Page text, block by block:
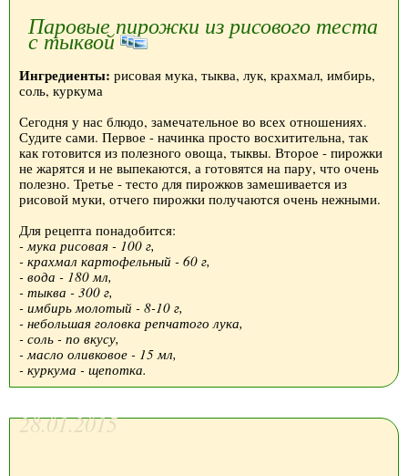
Паровые пирожки из рисового теста
с тыквой
Ингредиенты: рисовая мука, тыква, лук, крахмал, имбирь,
соль, куркума
Сегодня у нас блюдо, замечательное во всех отношениях.
Судите сами. Первое - начинка просто восхитительна, так
как готовится из полезного овоща, тыквы. Второе - пирожки
не жарятся и не выпекаются, а готовятся на пару, что очень
полезно. Третье - тесто для пирожков замешивается из
рисовой муки, отчего пирожки получаются очень нежными.
Для рецепта понадобится:
- мука рисовая - 100 г,
- крахмал картофельный - 60 г,
- вода - 180 мл,
- тыква - 300 г,
- имбирь молотый - 8-10 г,
- небольшая головка репчатого лука,
- соль - по вкусу,
- масло оливковое - 15 мл,
- куркума - щепотка.
28.01.2015